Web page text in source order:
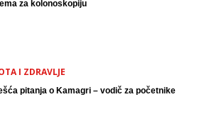
za kolonoskopiju
I ZDRAVLJE
pitanja o Kamagri – vodič za početnike